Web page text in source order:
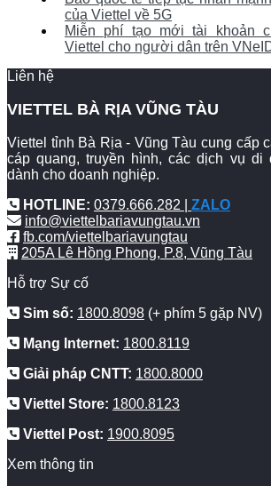
của Viettel về 5G
Miễn phí tạo mới tài khoản
Viettel cho người dân trên
Liên hệ
VIETTEL BÀ RỊA VŨNG TÀU
Viettel tỉnh Bà Rịa - Vũng Tàu cung cấp
cáp quang, truyền hình, các dịch vụ di
dành cho doanh nghiệp.
HOTLINE: 0379.666.282 | ZALO
info@viettelbariavungtau.vn
fb.com/viettelbariavungtau
205A Lê Hồng Phong, P.8, Vũng Tàu
Hỗ trợ Sự cố
Sim số: 1800.8098 (+ phím 5 gặp NV)
Mạng Internet: 1800.8119
Giải pháp CNTT: 1800.8000
Viettel Store: 1800.8123
Viettel Post: 1900.8095
Xem thông tin